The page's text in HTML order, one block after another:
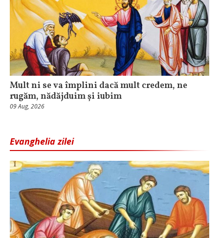
Mult ni se va împlini dacă mult credem, ne
rugăm, nădăjduim și iubim
09 Aug, 2026
Evanghelia zilei